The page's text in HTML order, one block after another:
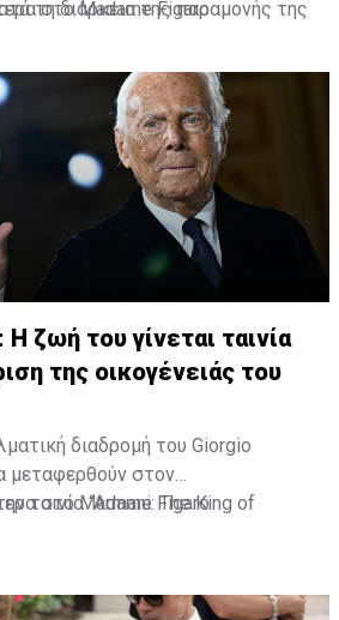
τη διάρκεια της παραμονής της
της κόρη, Αθηνά, σε ένα
αποκάλυψε, είχε ξεχωριστή
στο Madame Figaro
ζωή του γίνεται ταινία
της οικογένειάς του
διαδρομή του Giorgio
μεταφερθούν στον
ταινία “Armani: The King of
στο Madame Figaro